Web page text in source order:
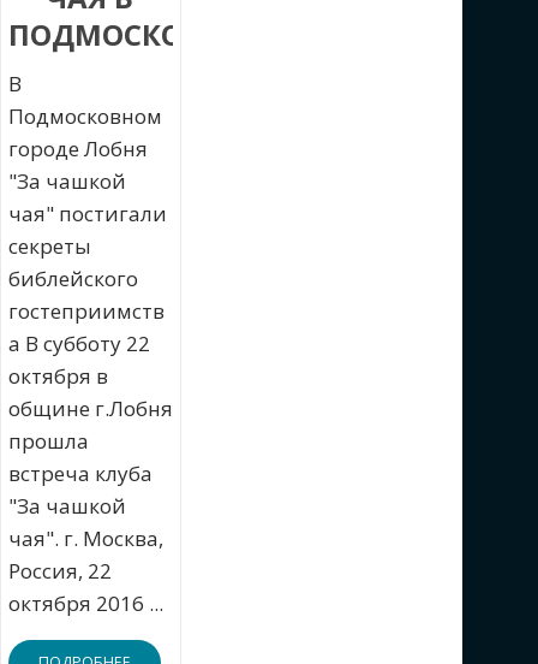
ПОДМОСКОВЬЕ
В
Подмосковном
городе Лобня
"За чашкой
чая" постигали
секреты
библейского
гостеприимств
а В субботу 22
октября в
общине г.Лобня
прошла
встреча клуба
"За чашкой
чая". г. Москва,
Россия, 22
октября 2016 ...